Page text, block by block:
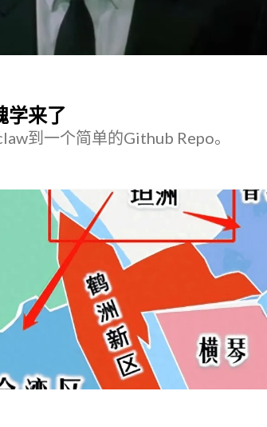
学来了
到一个简单的Github Repo。